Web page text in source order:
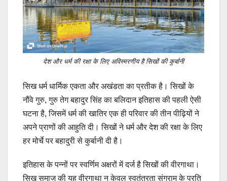
देश और धर्म की रक्षा के लिए अविस्मरणीय है सिखों की कुर्बानी
सिख धर्म धार्मिक एकता और अखंडता का प्रतीक है। सिखों के
नौंवे गुरु, गुरु तेग बहादुर सिंह का बलिदान इतिहास की पहली ऐसी
घटना है, जिसमें धर्म की खातिर एक ही परिवार की तीन पीढ़ियों ने
अपने प्राणों की आहुति दी। सिखों ने धर्म और देश की रक्षा के लिए
हर मोर्चे पर बहादुरी से कुर्बानी दी है।
इतिहास के पन्नों पर स्वर्णिम अक्षरों में दर्ज है सिखों की वीरगाथा।
सिख समाज की यह वीरगाथा न केवल स्वतंत्रता संग्राम के प्रति